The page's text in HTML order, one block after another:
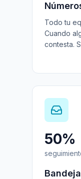
Todo tu
Cuando
contesta.
50%